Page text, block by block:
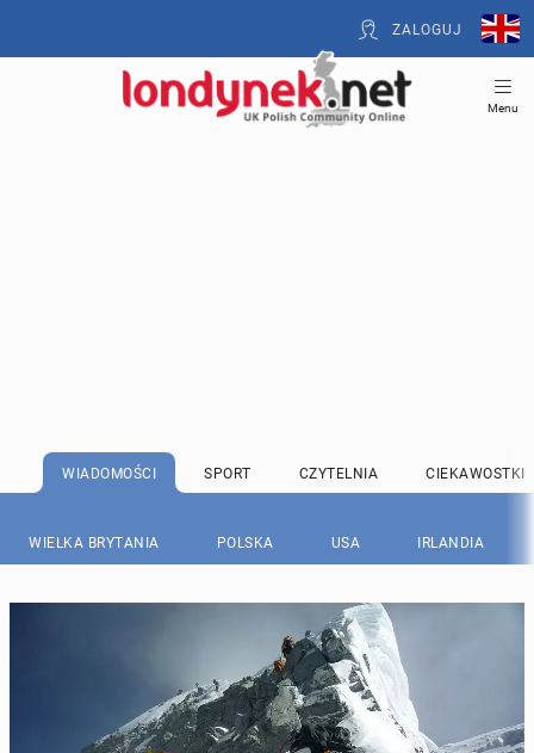
ZALOGUJ
Menu
WIADOMOŚCI SPORT CZYTELNIA CIEKAWOSTKI
WIELKA BRYTANIA POLSKA USA IRLANDIA